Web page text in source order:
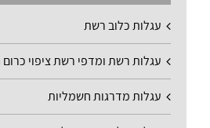
עגלות כלוב רשת
עגלות רשת ומדפי רשת ציפוי כרום
עגלות מדרגות חשמליות